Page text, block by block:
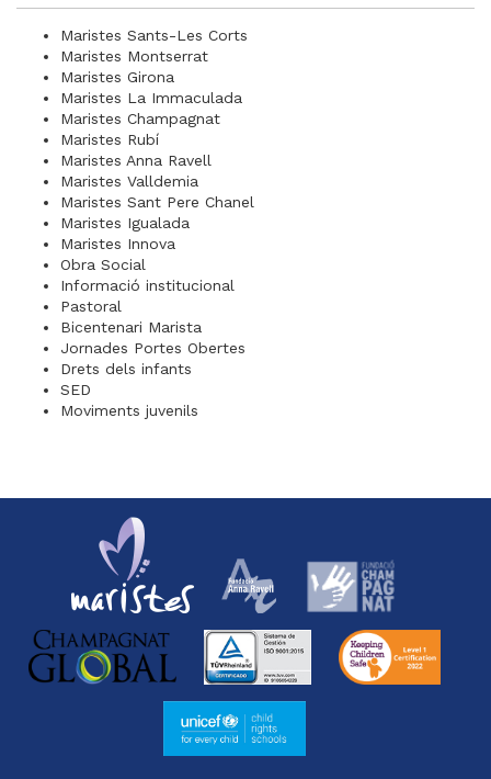
Maristes Sants-Les Corts
Maristes Montserrat
Maristes Girona
Maristes La Immaculada
Maristes Champagnat
Maristes Rubí
Maristes Anna Ravell
Maristes Valldemia
Maristes Sant Pere Chanel
Maristes Igualada
Maristes Innova
Obra Social
Informació institucional
Pastoral
Bicentenari Marista
Jornades Portes Obertes
Drets dels infants
SED
Moviments juvenils